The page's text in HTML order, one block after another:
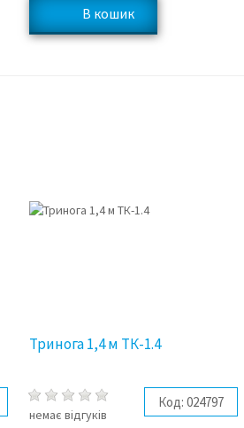
Тринога 1,4 м ТК-1.4
немає відгуків
Код: 024797